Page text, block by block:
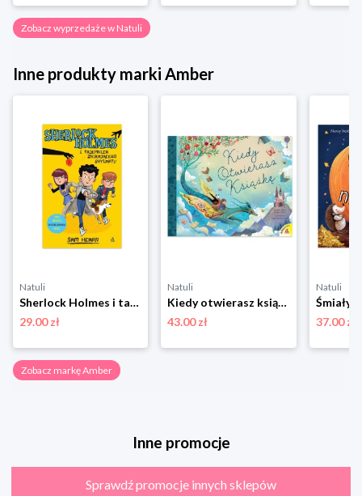
Zobacz wyprzedaże w Natuli
Inne produkty marki Amber
Natuli
Sherlock Holmes i tajemnica znikającego brylantu. Akademia przy Baker Street. Tom 1 Amber
29.00 zł
Natuli
Kiedy otwierasz książkę Amber
43.00 zł
Natuli
37.00 zł
Zobacz markę Amber
Inne promocje
Sprawdź promocje innych sklepów